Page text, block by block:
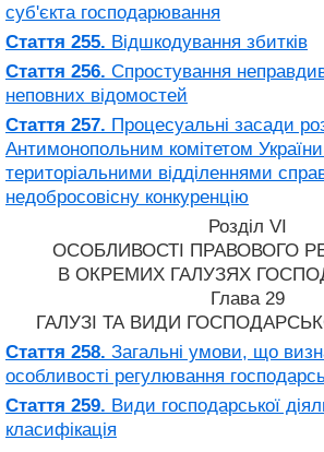
суб'єкта господарювання
Стаття 255. Відшкодування збитків
Стаття 256. Спростування
неповних відомостей
Стаття 257. Процесуальні засади
Антимонопольним комітетом
територіальними відділеннями
недобросовісну конкуренцію
Розділ VI
ОСОБЛИВОСТІ ПРАВОВОГО
В ОКРЕМИХ ГАЛУЗЯХ
Глава 29
ГАЛУЗІ ТА ВИДИ
Стаття 258. Загальні умови, що
особливості регулювання
Стаття 259. Види господарської
класифікація